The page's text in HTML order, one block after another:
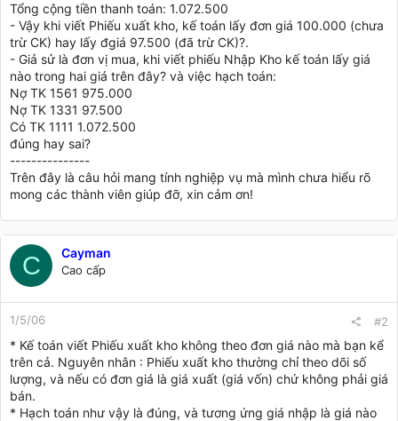
Tổng cộng tiền thanh toán: 1.072.500
- Vậy khi viết Phiếu xuất kho, kế toán lấy đơn giá 100.000 (chưa
trừ CK) hay lấy đgiá 97.500 (đã trừ CK)?.
- Giả sử là đơn vị mua, khi viết phiếu Nhập Kho kế toán lấy giá
nào trong hai giá trên đây? và việc hạch toán:
Nợ TK 1561 975.000
Nợ TK 1331 97.500
Có TK 1111 1.072.500
đúng hay sai?
---------------
Trên đây là câu hỏi mang tính nghiệp vụ mà mình chưa hiểu rõ
mong các thành viên giúp đỡ, xin cảm ơn!
C Cayman
Cao cấp
1/5/06 #2
* Kế toán viết Phiếu xuất kho không theo đơn giá nào mà bạn kể
trên cả. Nguyên nhân : Phiếu xuất kho thường chỉ theo dõi số
lượng, và nếu có đơn giá là giá xuất (giá vốn) chứ không phải giá
bán.
* Hạch toán như vậy là đúng, và tương ứng giá nhập là giá nào